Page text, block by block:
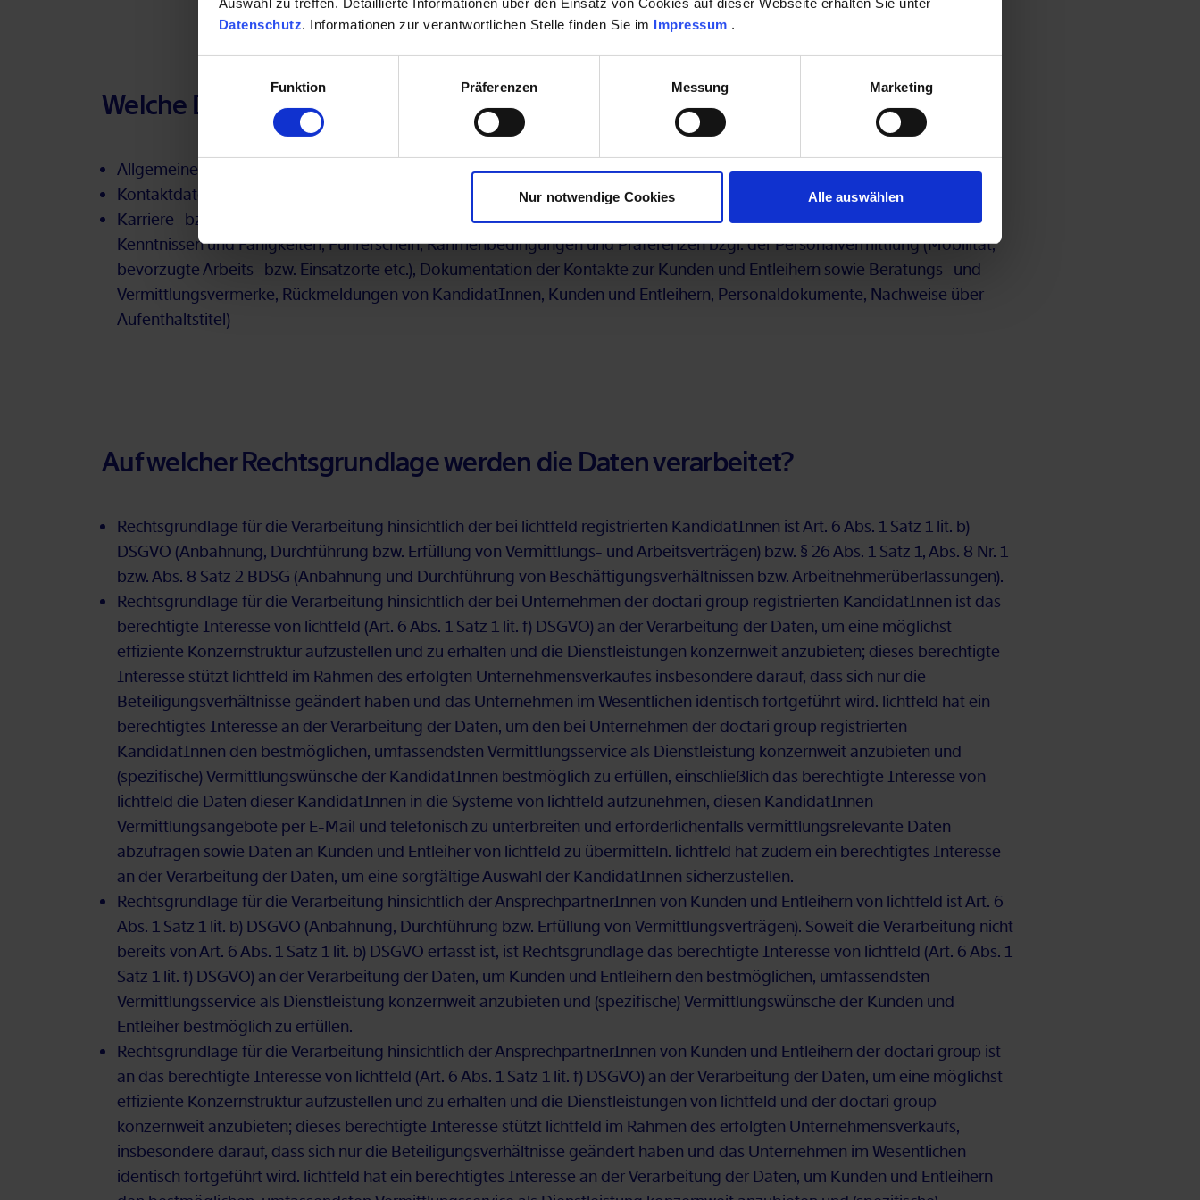
Datenschutz. Informationen zur verantwortlichen Stelle finden Sie im Impressum .
Funktion
Präferenzen Messung Marketing
Nur notwendige Cookies Alle auswählen
Wel­che Da­ten wer­den ver­ar­bei­tet?
All­ge­mei­ne Per­so­nen­da­ten (z. B. Name, Vor­na­me, Ge­burts­da­tum)
Kon­takt­da­ten (z. B. Adres­se, E-Mail-Adres­se, Te­le­fon­num­mer)
Kar­rie­re- bzw. Be­rufs­da­ten (z. B. Le­bens­lauf, Nach­wei­se über be­ruf­li­che Ab­schlüs­se, Qua­li­fi­ka­tio­nen etc., An­ga­ben zu
Kennt­nis­sen und Fä­hig­kei­ten, Füh­rer­schein, Rah­men­be­din­gun­gen und Prä­fe­ren­zen bzgl. der Per­so­nal­ver­mitt­lung (Mo­bi­li­tät,
be­vor­zug­te Ar­beits- bzw. Ein­satz­or­te etc.), Do­ku­men­ta­ti­on der Kon­tak­te zur Kun­den und Ent­lei­hern so­wie Be­ra­tungs- und
Ver­mitt­lungs­ver­mer­ke, Rück­mel­dun­gen von Kan­di­da­tIn­nen, Kun­den und Ent­lei­hern, Per­so­nal­do­ku­men­te, Nach­wei­se über
Auf­ent­halts­ti­tel)
Auf wel­cher Rechts­grund­la­ge wer­den die Da­ten ver­ar­bei­tet?
Rechts­grund­la­ge für die Ver­ar­bei­tung hin­sicht­lich der bei licht­feld re­gis­trier­ten Kan­di­da­tIn­nen ist Art. 6 Abs. 1 Satz 1 lit. b)
DS­GVO (An­bah­nung, Durch­füh­rung bzw. Er­fül­lung von Ver­mitt­lungs- und Ar­beits­ver­trä­gen) bzw. § 26 Abs. 1 Satz 1, Abs. 8 Nr. 1
bzw. Abs. 8 Satz 2 BDSG (An­bah­nung und Durch­füh­rung von Be­schäf­ti­gungs­ver­hält­nis­sen bzw. Ar­beit­neh­mer­über­las­sun­gen).
Rechts­grund­la­ge für die Ver­ar­bei­tung hin­sicht­lich der bei Un­ter­neh­men der doc­ta­ri group re­gis­trier­ten Kan­di­da­tIn­nen ist das
be­rech­tig­te In­ter­es­se von licht­feld (Art. 6 Abs. 1 Satz 1 lit. f) DS­GVO) an der Ver­ar­bei­tung der Da­ten, um eine mög­lichst
ef­fi­zi­en­te Kon­zern­struk­tur auf­zu­stel­len und zu er­hal­ten und die Dienst­leis­tun­gen kon­zern­weit an­zu­bie­ten; die­ses be­rech­tig­te
In­ter­es­se stützt licht­feld im Rah­men des er­folg­ten Un­ter­neh­mens­ver­kau­fes ins­be­son­de­re dar­auf, dass sich nur die
Be­tei­li­gungs­ver­hält­nis­se ge­än­dert ha­ben und das Un­ter­neh­men im We­sent­li­chen iden­tisch fort­ge­führt wird. licht­feld hat ein
be­rech­tig­tes In­ter­es­se an der Ver­ar­bei­tung der Da­ten, um den bei Un­ter­neh­men der doc­ta­ri group re­gis­trier­ten
Kan­di­da­tIn­nen den best­mög­li­chen, um­fas­sends­ten Ver­mitt­lungs­ser­vice als Dienst­leis­tung kon­zern­weit an­zu­bie­ten und
(spe­zi­fi­sche) Ver­mitt­lungs­wün­sche der Kan­di­da­tIn­nen best­mög­lich zu er­fül­len, ein­schließ­lich das be­rech­tig­te In­ter­es­se von
licht­feld die Da­ten die­ser Kan­di­da­tIn­nen in die Sys­te­me von licht­feld auf­zu­neh­men, die­sen Kan­di­da­tIn­nen
Ver­mitt­lungs­an­ge­bo­te per E-Mail und te­le­fo­nisch zu un­ter­brei­ten und er­for­der­li­chen­falls ver­mitt­lungs­re­le­van­te Da­ten
ab­zu­fra­gen so­wie Da­ten an Kun­den und Ent­lei­her von licht­feld zu über­mit­teln. licht­feld hat zu­dem ein be­rech­tig­tes In­ter­es­se
an der Ver­ar­bei­tung der Da­ten, um eine sorg­fäl­ti­ge Aus­wahl der Kan­di­da­tIn­nen si­cher­zu­stel­len.
Rechts­grund­la­ge für die Ver­ar­bei­tung hin­sicht­lich der An­sprech­part­ne­rIn­nen von Kun­den und Ent­lei­hern von licht­feld ist Art. 6
Abs. 1 Satz 1 lit. b) DS­GVO (An­bah­nung, Durch­füh­rung bzw. Er­fül­lung von Ver­mitt­lungs­ver­trä­gen). So­weit die Ver­ar­bei­tung nicht
be­reits von Art. 6 Abs. 1 Satz 1 lit. b) DS­GVO er­fasst ist, ist Rechts­grund­la­ge das be­rech­tig­te In­ter­es­se von licht­feld (Art. 6 Abs. 1
Satz 1 lit. f) DS­GVO) an der Ver­ar­bei­tung der Da­ten, um Kun­den und Ent­lei­hern den best­mög­li­chen, um­fas­sends­ten
Ver­mitt­lungs­ser­vice als Dienst­leis­tung kon­zern­weit an­zu­bie­ten und (spe­zi­fi­sche) Ver­mitt­lungs­wün­sche der Kun­den und
Ent­lei­her best­mög­lich zu er­fül­len.
Rechts­grund­la­ge für die Ver­ar­bei­tung hin­sicht­lich der An­sprech­part­ne­rIn­nen von Kun­den und Ent­lei­hern der doc­ta­ri group ist
an das be­rech­tig­te In­ter­es­se von licht­feld (Art. 6 Abs. 1 Satz 1 lit. f) DS­GVO) an der Ver­ar­bei­tung der Da­ten, um eine mög­lichst
ef­fi­zi­en­te Kon­zern­struk­tur auf­zu­stel­len und zu er­hal­ten und die Dienst­leis­tun­gen von licht­feld und der doc­ta­ri group
kon­zern­weit an­zu­bie­ten; die­ses be­rech­tig­te In­ter­es­se stützt licht­feld im Rah­men des er­folg­ten Un­ter­neh­mens­ver­kaufs,
ins­be­son­de­re dar­auf, dass sich nur die Be­tei­li­gungs­ver­hält­nis­se ge­än­dert ha­ben und das Un­ter­neh­men im We­sent­li­chen
iden­tisch fort­ge­führt wird. licht­feld hat ein be­rech­tig­tes In­ter­es­se an der Ver­ar­bei­tung der Da­ten, um Kun­den und Ent­lei­hern